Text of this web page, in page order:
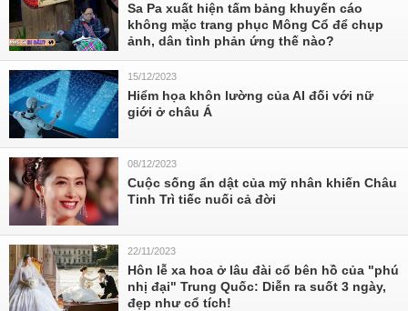
Sa Pa xuất hiện tấm bảng khuyến cáo
không mặc trang phục Mông Cổ để chụp
ảnh, dân tình phản ứng thế nào?
15/12/2023
Hiểm họa khôn lường của AI đối với nữ
giới ở châu Á
08/12/2023
Cuộc sống ẩn dật của mỹ nhân khiến Châu
Tinh Trì tiếc nuối cả đời
22/11/2023
Hôn lễ xa hoa ở lâu đài cổ bên hồ của "phú
nhị đại" Trung Quốc: Diễn ra suốt 3 ngày,
đẹp như cổ tích!